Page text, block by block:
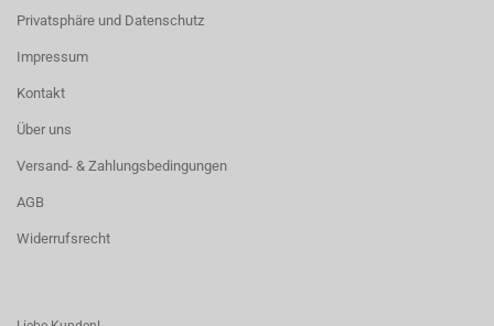
Privatsphäre und Datenschutz
Impressum
Kontakt
Über uns
Versand- & Zahlungsbedingungen
AGB
Widerrufsrecht